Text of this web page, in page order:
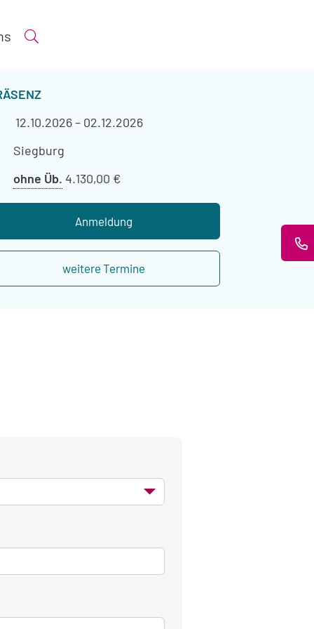
Suche öffnen
Veranstaltungszeitraum
12.10.2026– 02.12.2026
Veranstaltungsort
Siegburg
ohne Üb. Preis
Übernachtung
4.130,00 €
Anmeldung
weitere Termine